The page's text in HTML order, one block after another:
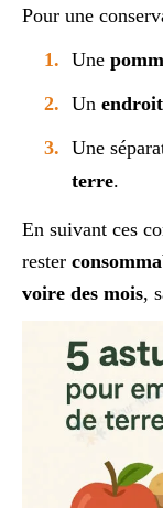
Pour une
Une
Un
Une
terre.
En suivant ces
rester
voire des mois,